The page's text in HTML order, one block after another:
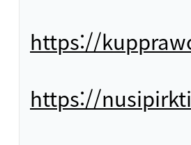
https://
https://